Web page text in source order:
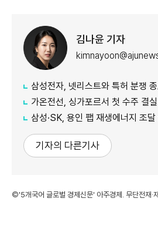
김나윤 기자
삼성전자, 넷리스트와 특허 분쟁 종
가온전선, 싱가포르서 첫 수주 결실…600
삼성·SK, 용인 팹 재생에너지 조달 숨통 틔나… 전력망
기자의 다른기사
©'5개국어 글로벌 경제신문' 아주경제. 무단전재·